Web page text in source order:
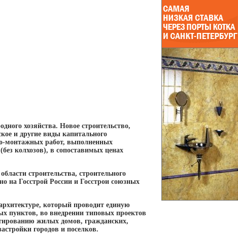
хозяйства. Новое строительство,
и другие виды капитального
монтажных работ, выполненных
колхозов), в сопоставимых ценах
строительства, строительного
на Госстрой России и Госстрои союзных
который проводит единую
пунктов, во внедрении типовых проектов
жилых домов, гражданских,
городов и поселков.